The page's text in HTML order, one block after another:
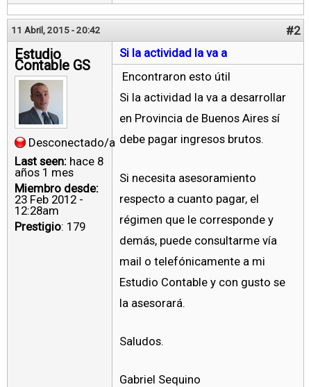
11 Abril, 2015 - 20:42 #2
Estudio
Contable GS
Desconectado/a
Last seen: hace 8
años 1 mes
Miembro desde:
23 Feb 2012 -
12:28am
Prestigio: 179
Si la actividad la va a
Encontraron esto útil
Si la actividad la va a desarrollar
en Provincia de Buenos Aires sí
debe pagar ingresos brutos.
Si necesita asesoramiento
respecto a cuanto pagar, el
régimen que le corresponde y
demás, puede consultarme vía
mail o telefónicamente a mi
Estudio Contable y con gusto se
la asesorará.
Saludos.
Gabriel Sequino